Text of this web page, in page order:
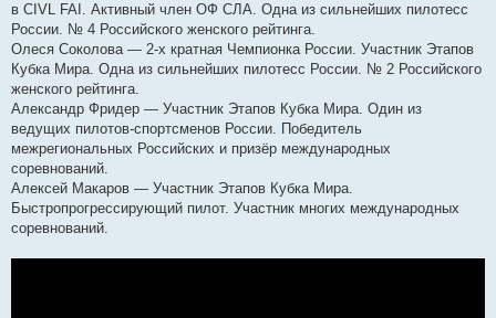
в CIVL FAI. Активный член ОФ СЛА. Одна из сильнейших пилотесс
России. № 4 Российского женского рейтинга.
Олеся Соколова — 2-х кратная Чемпионка России. Участник Этапов
Кубка Мира. Одна из сильнейших пилотесс России. № 2 Российского
женского рейтинга.
Александр Фридер — Участник Этапов Кубка Мира. Один из
ведущих пилотов-спортсменов России. Победитель
межрегиональных Российских и призёр международных
соревнований.
Алексей Макаров — Участник Этапов Кубка Мира.
Быстропрогрессирующий пилот. Участник многих международных
соревнований.